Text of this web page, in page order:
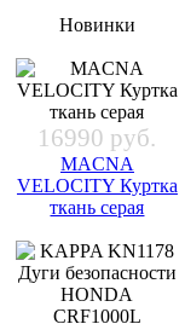
Новинки
16990 руб.
MACNA
VELOCITY Куртка
ткань серая